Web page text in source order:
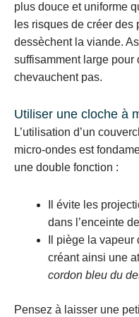
plus douce et uniforme
les risques de créer des
dessèchent la viande.
suffisamment large pour
chevauchent pas.
Utiliser une cloche à
L’utilisation d’un
micro-ondes est
une double fonction :
Il évite les
dans l’enceinte
Il piège la vapeur
créant ainsi une
cordon bleu du
Pensez à laisser une